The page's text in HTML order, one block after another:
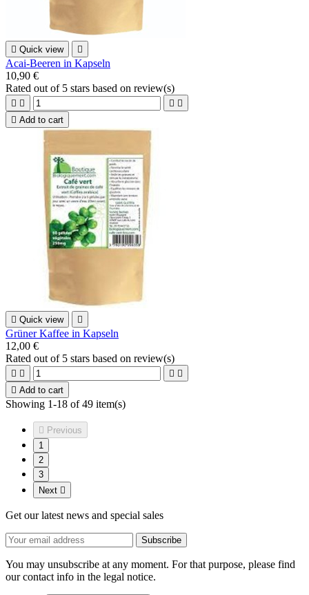
 Quick view 
Acai-Beeren in Kapseln
10,90 €
Rated out of 5 stars based on review(s)
   
 Add to cart
 Quick view 
Grüner Kaffee in Kapseln
12,00 €
Rated out of 5 stars based on review(s)
   
 Add to cart
Showing 1-18 of 49 item(s)
 Previous
1
2
3
Next 
Get our latest news and special sales
You may unsubscribe at any moment. For that purpose, please find
our contact info in the legal notice.